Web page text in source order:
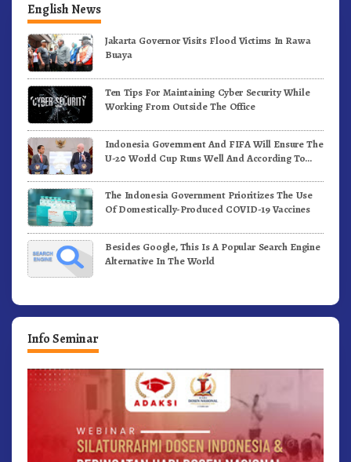
English News
Jakarta Governor Visits Flood Victims In Rawa
Buaya
Ten Tips For Maintaining Cyber Security While
Working From Outside The Office
Indonesia Government And FIFA Will Ensure The
U-20 World Cup Runs Well And According To
The Indonesia Government Prioritizes The Use
Of Domestically-Produced COVID-19 Vaccines
Besides Google, This Is A Popular Search Engine
Alternative In The World
Info Seminar